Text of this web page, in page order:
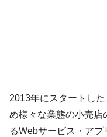
2013年にスタートし
め様々な業態の小売店
るWebサービス・ア